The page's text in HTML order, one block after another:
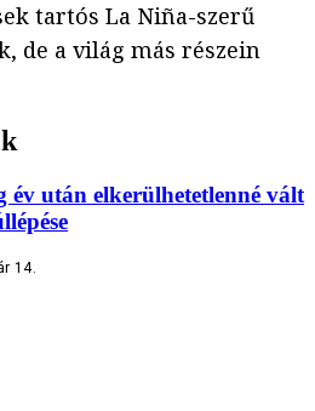
tartós La Niña-szerű
de a világ más részein
év után elkerülhetetlenné vált
14.